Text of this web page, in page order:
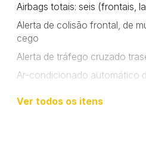
Airbags totais: seis (frontais,
Alerta de colisão frontal, de
cego
Alerta de tráfego cruzado
Ar-condicionado automático
Ver todos os itens